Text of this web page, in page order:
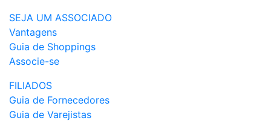
SEJA UM ASSOCIADO
Vantagens
Guia de Shoppings
Associe-se
FILIADOS
Guia de Fornecedores
Guia de Varejistas